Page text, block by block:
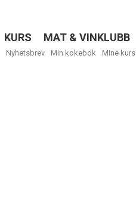
KURS MAT & VINKLUBB
Nyhetsbrev Min kokebok Mine kurs